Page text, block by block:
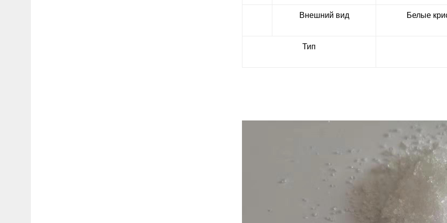
Внешний вид Белые
Тип